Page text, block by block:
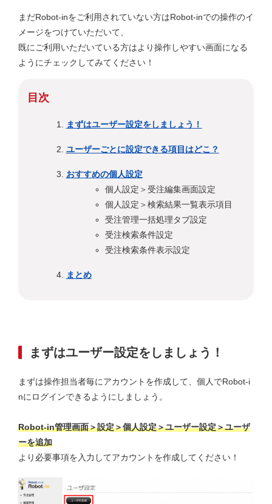
まだRobot-inをご利用されていない方はRobot-inでの操作のイ
メージをつけていただいて、
既にご利用いただいている方はより操作しやすい画面になる
ようにチェックしてみてください！
目次
まずはユーザー設定をしましょう！
ユーザーごとに設定できる項目はどこ？
おすすめの個人設定
個人設定＞受注編集画面設定
個人設定＞検索結果一覧表示項目
受注管理一括処理タブ設定
受注検索条件設定
受注検索条件表示設定
まとめ
まずはユーザー設定をしましょう！
まずは操作担当者毎にアカウントを作成して、個人でRobot-i
nにログインできるようにしましょう。
Robot-in管理画面＞設定＞個人設定＞ユーザー設定＞ユーザ
ーを追加
より必要事項を入力してアカウントを作成してください！